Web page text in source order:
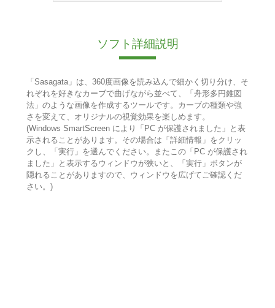
ソフト詳細説明
「Sasagata」は、360度画像を読み込んで細かく切り分け、そ
れぞれを好きなカーブで曲げながら並べて、「舟形多円錐図
法」のような画像を作成するツールです。カーブの種類や強
さを変えて、オリジナルの視覚効果を楽しめます。
(Windows SmartScreen により「PC が保護されました」と表
示されることがあります。その場合は「詳細情報」をクリッ
クし、「実行」を選んでください。またこの「PC が保護され
ました」と表示するウィンドウが狭いと、「実行」ボタンが
隠れることがありますので、ウィンドウを広げてご確認くだ
さい。)